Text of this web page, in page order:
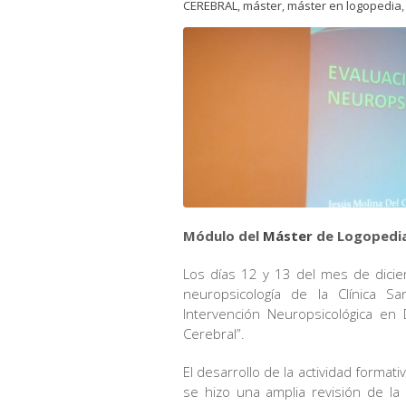
CEREBRAL,máster,máster en logopedia,
Módulo del Máster de
Los días 12 y 13 del mes de
neuropsicología de la Clínica
Intervención Neuropsicológica
Cerebral”.
El desarrollo de la actividad
se hizo una amplia revisión de